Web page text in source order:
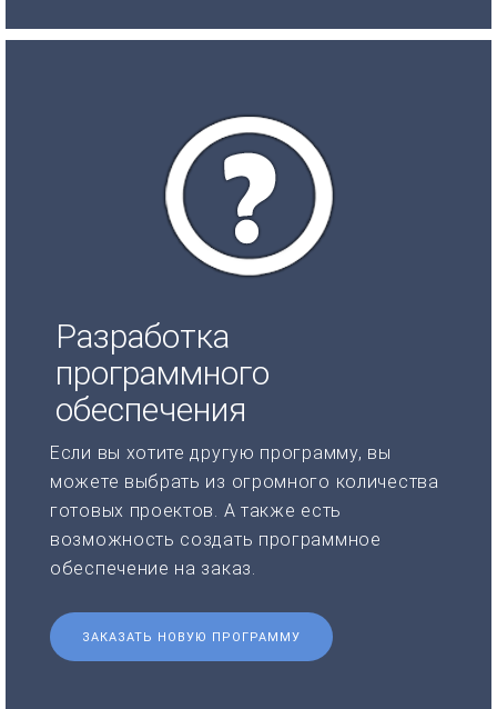
Разработка
программного
обеспечения
Если вы хотите другую программу, вы
можете выбрать из огромного количества
готовых проектов. А также есть
возможность создать программное
обеспечение на заказ.
ЗАКАЗАТЬ НОВУЮ ПРОГРАММУ